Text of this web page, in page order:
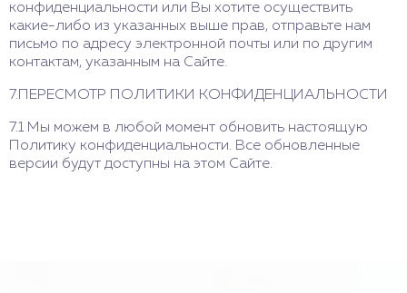
конфиденциальности или Вы хотите осуществить
какие-либо из указанных выше прав, отправьте нам
письмо по адресу электронной почты или по другим
контактам, указанным на Сайте.
7.ПЕРЕСМОТР ПОЛИТИКИ КОНФИДЕНЦИАЛЬНОСТИ
7.1 Мы можем в любой момент обновить настоящую
Политику конфиденциальности. Все обновленные
версии будут доступны на этом Сайте.